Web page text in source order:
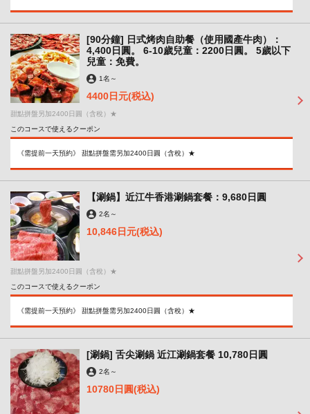
[90分鐘] 日式烤肉自助餐（使用國產牛肉）：
4,400日圓。 6-10歲兒童：2200日圓。 5歲以下
兒童：免費。
1名 ～
4400日元(税込)
甜點拼盤另加2400日圓（含稅）★
このコースで使えるクーポン
《需提前一天預約》 甜點拼盤需另加2400日圓（含稅）★
【涮鍋】近江牛香港涮鍋套餐：9,680日圓
2名 ～
10,846日元(税込)
甜點拼盤另加2400日圓（含稅）★
このコースで使えるクーポン
《需提前一天預約》 甜點拼盤需另加2400日圓（含稅）★
[涮鍋] 舌尖涮鍋 近江涮鍋套餐 10,780日圓
2名 ～
10780日圓(税込)